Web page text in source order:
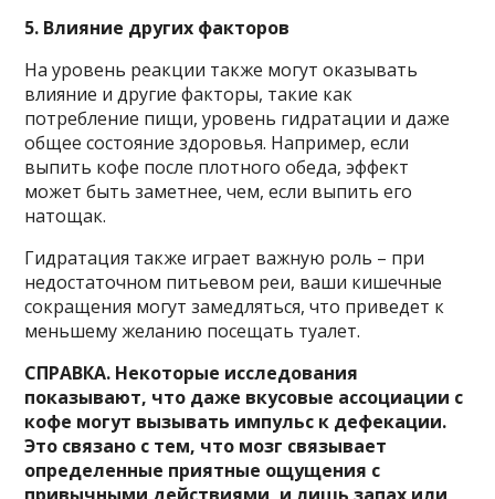
5. Влияние других факторов
На уровень реакции также могут оказывать
влияние и другие факторы, такие как
потребление пищи, уровень гидратации и даже
общее состояние здоровья. Например, если
выпить кофе после плотного обеда, эффект
может быть заметнее, чем, если выпить его
натощак.
Гидратация также играет важную роль – при
недостаточном питьевом реи, ваши кишечные
сокращения могут замедляться, что приведет к
меньшему желанию посещать туалет.
СПРАВКА. Некоторые исследования
показывают, что даже вкусовые ассоциации с
кофе могут вызывать импульс к дефекации.
Это связано с тем, что мозг связывает
определенные приятные ощущения с